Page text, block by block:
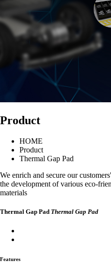
Product
HOME
Product
Thermal Gap Pad
We enrich and secure our
the development of various eco-
materials
Thermal Gap Pad Thermal Gap Pad
Features